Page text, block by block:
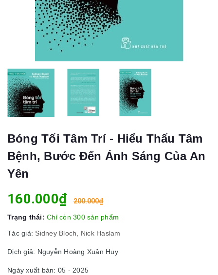
Bóng Tối Tâm Trí - Hiểu Thấu Tâm
Bệnh, Bước Đến Ánh Sáng Của An
Yên
160.000₫ 200.000₫
Trạng thái: Chỉ còn 300 sản phẩm
Tác giả: Sidney Bloch, Nick Haslam
Dịch giả: Nguyễn Hoàng Xuân Huy
Ngày xuất bản: 05 - 2025